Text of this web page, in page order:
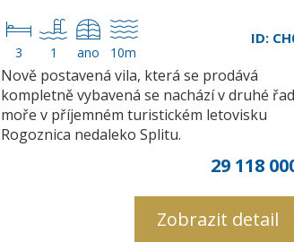
3 1 ano 10m
ID:
Nově postavená vila, která se prodává
kompletně vybavená se nachází v druhé
moře v příjemném turistickém letovisku
Rogoznica nedaleko Splitu.
29 118
Zobrazit detail